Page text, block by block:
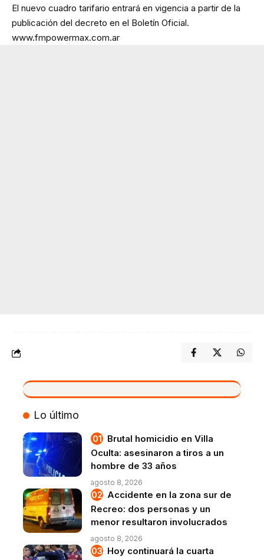
El nuevo cuadro tarifario entrará en vigencia a partir de la
publicación del decreto en el Boletín Oficial.
www.fmpowermax.com.ar
VIVO
Lo último
Brutal homicidio en Villa
Oculta: asesinaron a tiros a un
hombre de 33 años
agosto 8, 2026
Accidente en la zona sur de
Recreo: dos personas y un
menor resultaron involucrados
agosto 8, 2026
Hoy continuará la cuarta